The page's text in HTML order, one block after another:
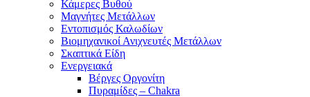
Κάμερες Βυθού
Μαγνήτες Μετάλλων
Εντοπισμός Καλωδίων
Βιομηχανικοί Ανιχνευτές Μετάλλων
Σκαπτικά Είδη
Ενεργειακά
Βέργες Οργονίτη
Πυραμίδες – Chakra